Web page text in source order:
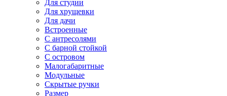
Для студии
Для хрущевки
Для дачи
Встроенные
С антресолями
С барной стойкой
С островом
Малогабаритные
Модульные
Скрытые ручки
Размер